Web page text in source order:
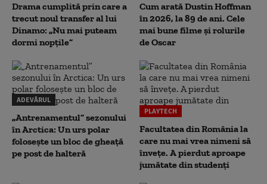
Drama cumplită prin care a
trecut noul transfer al lui
Dinamo: „Nu mai puteam
dormi nopțile”
Cum arată Dustin Hoffman
în 2026, la 89 de ani. Cele
mai bune filme și rolurile
de Oscar
ADEVĂRUL
„Antrenamentul” sezonului
în Arctica: Un urs polar
folosește un bloc de gheață
pe post de halteră
PLAYTECH
Facultatea din România la
care nu mai vrea nimeni să
înveţe. A pierdut aproape
jumătate din studenţi